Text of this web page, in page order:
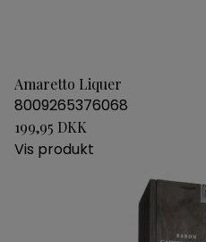
Amaretto Liquer
8009265376068
199,95 DKK
Vis produkt